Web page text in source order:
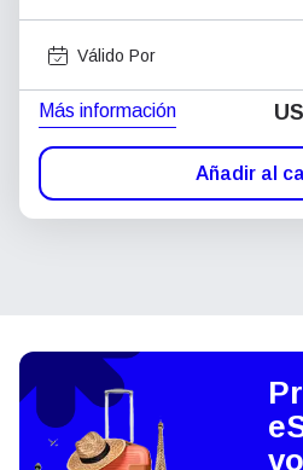
Válido Por
Más información
Añadir al